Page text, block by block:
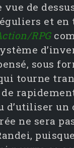
vue de
et en
RPG
sous
tourne
d’utiliser un
ne sera